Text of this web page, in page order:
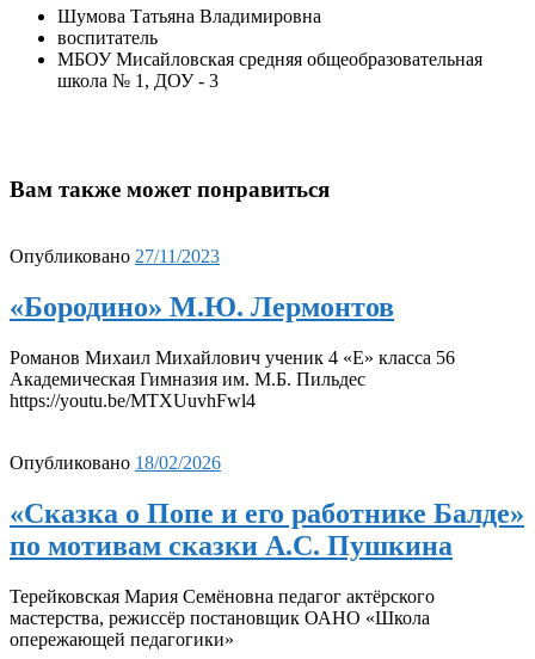
Шумова Татьяна Владимировна
воспитатель
МБОУ Мисайловская средняя общеобразовательная
школа № 1, ДОУ - 3
Вам также может понравиться
Опубликовано 27/11/2023
«Бородино» М.Ю. Лермонтов
Романов Михаил Михайлович ученик 4 «Е» класса 56
Академическая Гимназия им. М.Б. Пильдес
https://youtu.be/MTXUuvhFwl4
Опубликовано 18/02/2026
«Сказка о Попе и его работнике Балде»
по мотивам сказки А.С. Пушкина
Терейковская Мария Семёновна педагог актёрского
мастерства, режиссёр постановщик ОАНО «Школа
опережающей педагогики»